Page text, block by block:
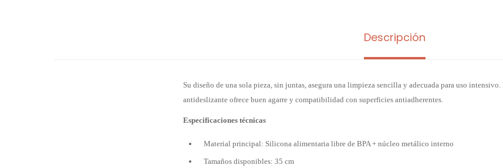
Descripción
Su diseño de una sola pieza, sin juntas, asegura una limpieza sencilla y adecuada para uso
antideslizante ofrece buen agarre y compatibilidad con superficies antiadherentes.
Especificaciones técnicas
Material principal: Silicona alimentaria libre de BPA + núcleo metálico interno
Tamaños disponibles: 35 cm